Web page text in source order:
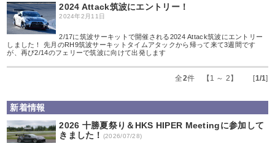
2024 Attack筑波にエントリー！
2024年2月11日
2/17に筑波サーキットで開催される2024 Attack筑波にエントリー
しました！ 先月のRH9筑波サーキットタイムアタックから帰って来て3週間です
が、再び2/14のフェリーで筑波に向けて出発します
全2件 【1 ～ 2】 [1/1]
新着情報
2026 十勝夏祭り＆HKS HIPER Meetingに参加して
きました！ (2026/07/28)